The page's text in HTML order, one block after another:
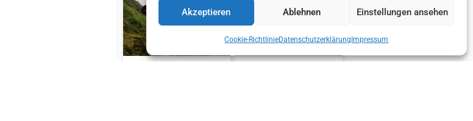
Akzeptieren Ablehnen Einstellungen ansehen
Cookie-RichtlinieDatenschutzerklärung Impressum